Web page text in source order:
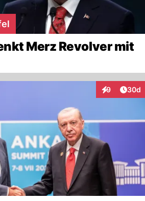
Merz Revolver mit
9
Interaktionen
30d